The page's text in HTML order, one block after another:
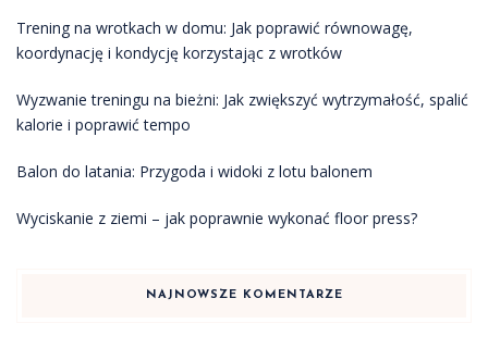
Trening na wrotkach w domu: Jak poprawić równowagę,
koordynację i kondycję korzystając z wrotków
Wyzwanie treningu na bieżni: Jak zwiększyć wytrzymałość, spalić
kalorie i poprawić tempo
Balon do latania: Przygoda i widoki z lotu balonem
Wyciskanie z ziemi – jak poprawnie wykonać floor press?
NAJNOWSZE KOMENTARZE